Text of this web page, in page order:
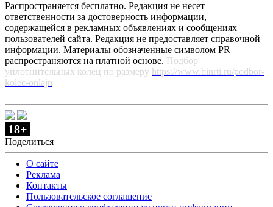
Распространяется бесплатно. Редакция не несет
ответственности за достоверность информации,
содержащейся в рекламных объявлениях и сообщениях
пользователей сайта. Редакция не предоставляет справочной
информации. Материалы обозначенные символом PR
распространяются на платной основе. Подбор
уплотнительных колец по размеру https://www.binrti.ru/podbor-
kolec-onlajn
18+
Поделиться
О сайте
Реклама
Контакты
Пользовательское соглашение